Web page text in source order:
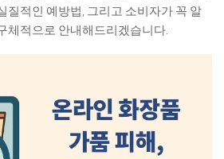
질적인 예방법, 그리고 소비자가 꼭 알
체적으로 안내해드리겠습니다.